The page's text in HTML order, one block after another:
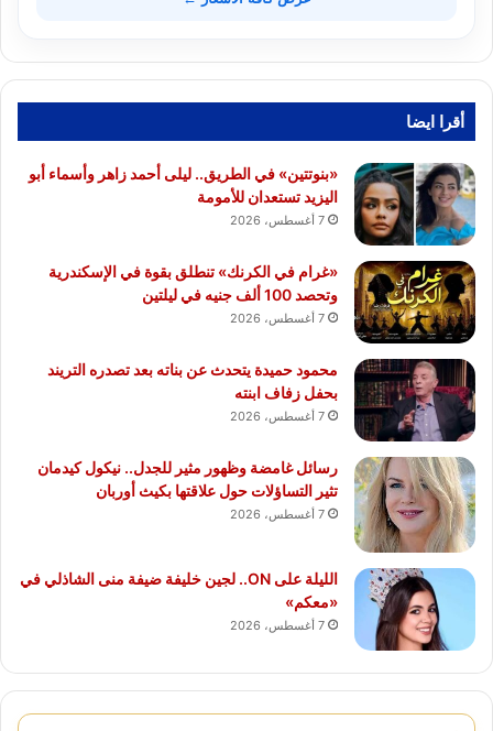
أقرا ايضا
«بنوتتين» في الطريق.. ليلى أحمد زاهر وأسماء أبو
اليزيد تستعدان للأمومة
7 أغسطس، 2026
«غرام في الكرنك» تنطلق بقوة في الإسكندرية
وتحصد 100 ألف جنيه في ليلتين
7 أغسطس، 2026
محمود حميدة يتحدث عن بناته بعد تصدره التريند
بحفل زفاف ابنته
7 أغسطس، 2026
رسائل غامضة وظهور مثير للجدل.. نيكول كيدمان
تثير التساؤلات حول علاقتها بكيث أوربان
7 أغسطس، 2026
الليلة على ON.. لجين خليفة ضيفة منى الشاذلي في
«معكم»
7 أغسطس، 2026